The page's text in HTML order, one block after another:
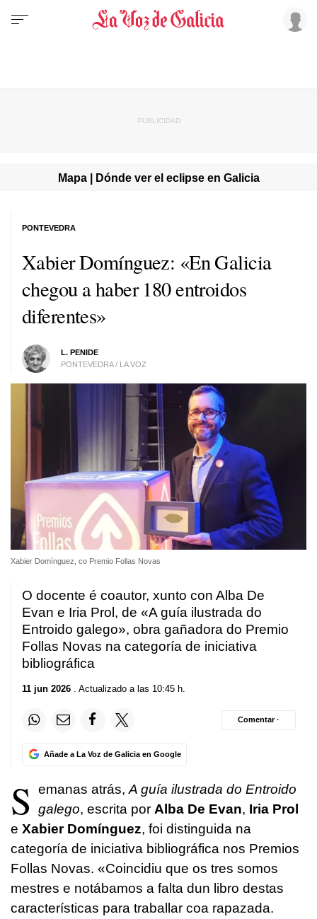
Mapa | Dónde ver el eclipse en Galicia
Xabier Domínguez: «En Galicia
chegou a haber 180 entroidos
diferentes»
L. PENIDE
PONTEVEDRA / LA VOZ
PONTEVEDRA
Xabier Domínguez, co Premio Follas Novas
O docente é coautor, xunto con Alba De
Evan e Iria Prol, de «A guía ilustrada do
Entroido galego», obra gañadora do Premio
Follas Novas na categoría de iniciativa
bibliográfica
11 jun 2026 . Actualizado a las 10:45 h.
Añade a La Voz de Galicia en Google
Comentar ·
S emanas atrás, A guía ilustrada do Entroido
galego, escrita por Alba De Evan, Iria Prol
e Xabier Domínguez, foi distinguida na
categoría de iniciativa bibliográfica nos Premios
Follas Novas. «Coincidiu que os tres somos
mestres e notábamos a falta dun libro destas
características para traballar coa rapazada.